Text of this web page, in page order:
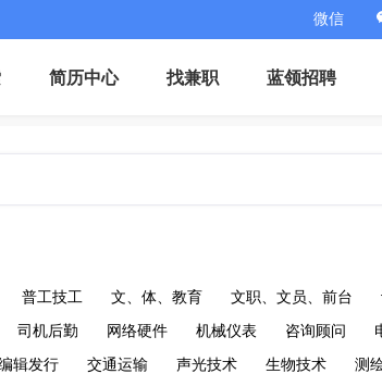
微信
简历中心 找兼职 蓝领招聘
普工技工 文、体、教育 文职、文员、前台
司机后勤 网络硬件 机械仪表 咨询顾问
辑发行 交通运输 声光技术 生物技术 测